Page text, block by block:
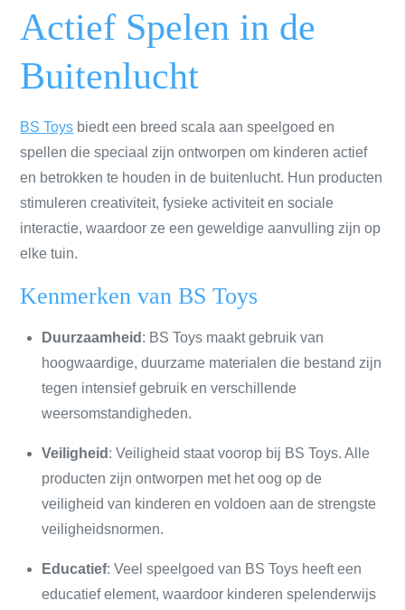
Actief Spelen in de
Buitenlucht
BS Toys biedt een breed scala aan speelgoed en
spellen die speciaal zijn ontworpen om kinderen actief
en betrokken te houden in de buitenlucht. Hun producten
stimuleren creativiteit, fysieke activiteit en sociale
interactie, waardoor ze een geweldige aanvulling zijn op
elke tuin.
Kenmerken van BS Toys
Duurzaamheid : BS Toys maakt gebruik van
hoogwaardige, duurzame materialen die bestand zijn
tegen intensief gebruik en verschillende
weersomstandigheden.
Veiligheid : Veiligheid staat voorop bij BS Toys. Alle
producten zijn ontworpen met het oog op de
veiligheid van kinderen en voldoen aan de strengste
veiligheidsnormen.
Educatief: Veel speelgoed van BS Toys heeft een
educatief element, waardoor kinderen spelenderwijs